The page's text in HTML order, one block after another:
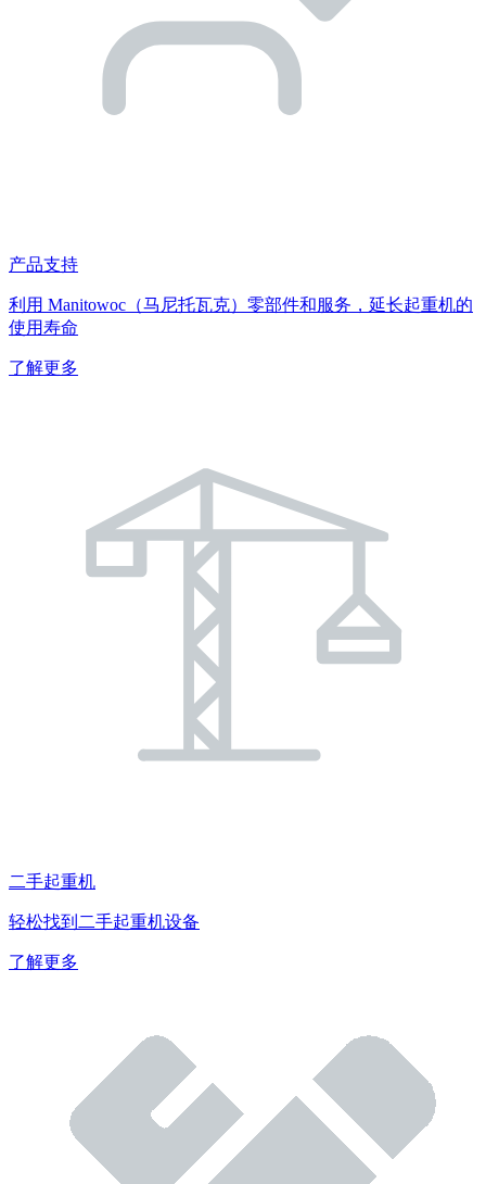
产品支持
利用 Manitowoc（马尼托瓦克）零部件和服务，延长起重机的
使用寿命
了解更多
二手起重机
轻松找到二手起重机设备
了解更多